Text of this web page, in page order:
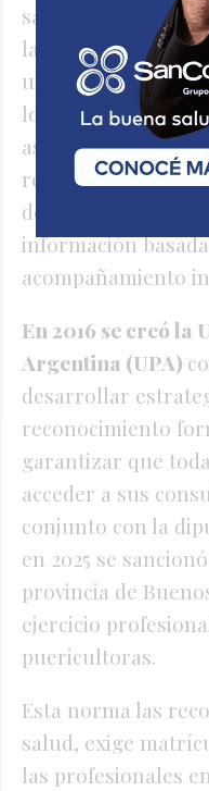
salud, lo que
lactancia y
un derecho.
los ámbitos
asegurarun
reconocer el
del recién nacido
información
acompañamiento
En 2016 se creó
Argentina (UPA)
desarrollar
reconocimiento
garantizar que
acceder a sus
conjunto con la
en 2025 se
provincia de
ejercicio
puericultoras.
Esta norma las
salud, exige
las profesionales